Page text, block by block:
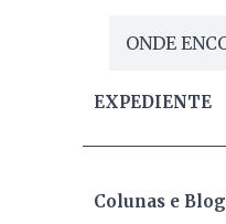
ONDE
EXPEDIENTE
Colunas e